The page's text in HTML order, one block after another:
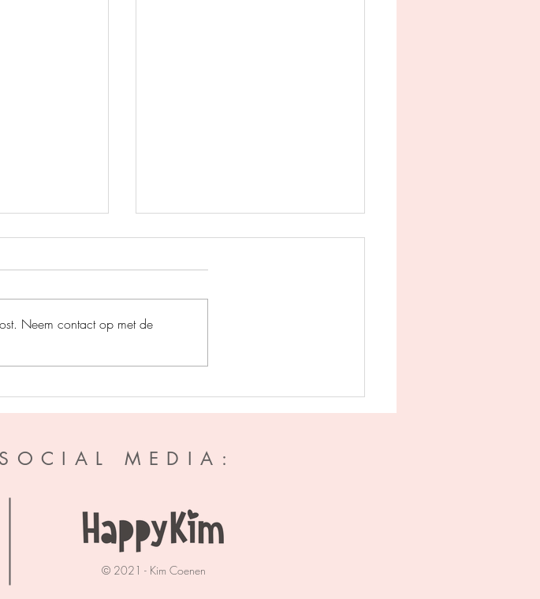
-
Wat achter ons ligt - K.C.
Neem contact op met de
MEDIA:
© 2021 - Kim Coenen